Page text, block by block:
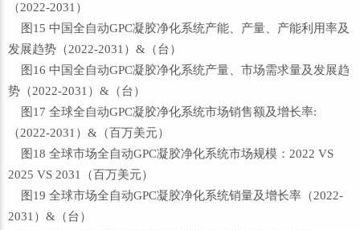
（2022-2031）
图15 中国全自动GPC凝胶净化系统产能、产量、产能利用率及
发展趋势（2022-2031）&（台）
图16 中国全自动GPC凝胶净化系统产量、市场需求量及发展趋
势（2022-2031）&（台）
图17 全球全自动GPC凝胶净化系统市场销售额及增长率:
（2022-2031）&（百万美元）
图18 全球市场全自动GPC凝胶净化系统市场规模：2022 VS
2025 VS 2031（百万美元）
图19 全球市场全自动GPC凝胶净化系统销量及增长率（2022-
2031）&（台）